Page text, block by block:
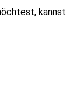
kannst